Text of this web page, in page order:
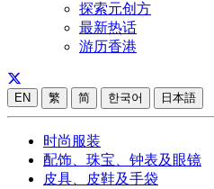
探索元创方
最新热话
游历香港
EN 繁 简 한국어 日本語
时尚服装
配饰、珠宝、钟表及眼镜
皮具、皮鞋及手袋